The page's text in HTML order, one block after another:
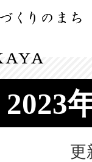
更